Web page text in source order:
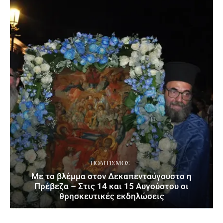
ΠΟΛΙΤΙΣΜΌΣ
Με το βλέμμα στον Δεκαπενταύγουστο η
Πρέβεζα – Στις 14 και 15 Αυγούστου οι
θρησκευτικές εκδηλώσεις